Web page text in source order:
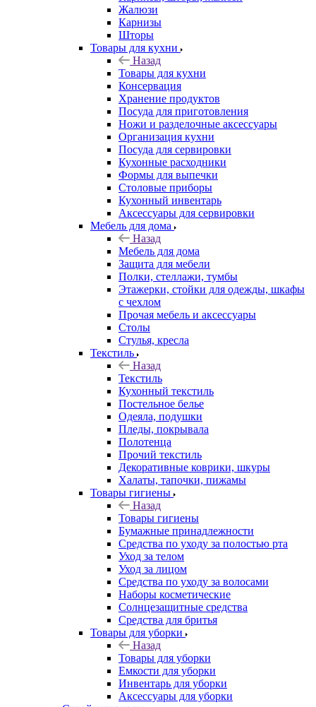
Жалюзи
Карнизы
Шторы
Товары для кухни
Назад
Товары для кухни
Консервация
Хранение продуктов
Посуда для приготовления
Ножи и разделочные аксессуары
Организация кухни
Посуда для сервировки
Кухонные расходники
Формы для выпечки
Столовые приборы
Кухонный инвентарь
Аксессуары для сервировки
Мебель для дома
Назад
Мебель для дома
Защита для мебели
Полки, стеллажи, тумбы
Этажерки, стойки для одежды, шкафы
с чехлом
Прочая мебель и аксессуары
Столы
Стулья, кресла
Текстиль
Назад
Текстиль
Кухонный текстиль
Постельное белье
Одеяла, подушки
Пледы, покрывала
Полотенца
Прочий текстиль
Декоративные коврики, шкуры
Халаты, тапочки, пижамы
Товары гигиены
Назад
Товары гигиены
Бумажные принадлежности
Средства по уходу за полостью рта
Уход за телом
Уход за лицом
Средства по уходу за волосами
Наборы косметические
Солнцезащитные средства
Средства для бритья
Товары для уборки
Назад
Товары для уборки
Емкости для уборки
Инвентарь для уборки
Аксессуары для уборки